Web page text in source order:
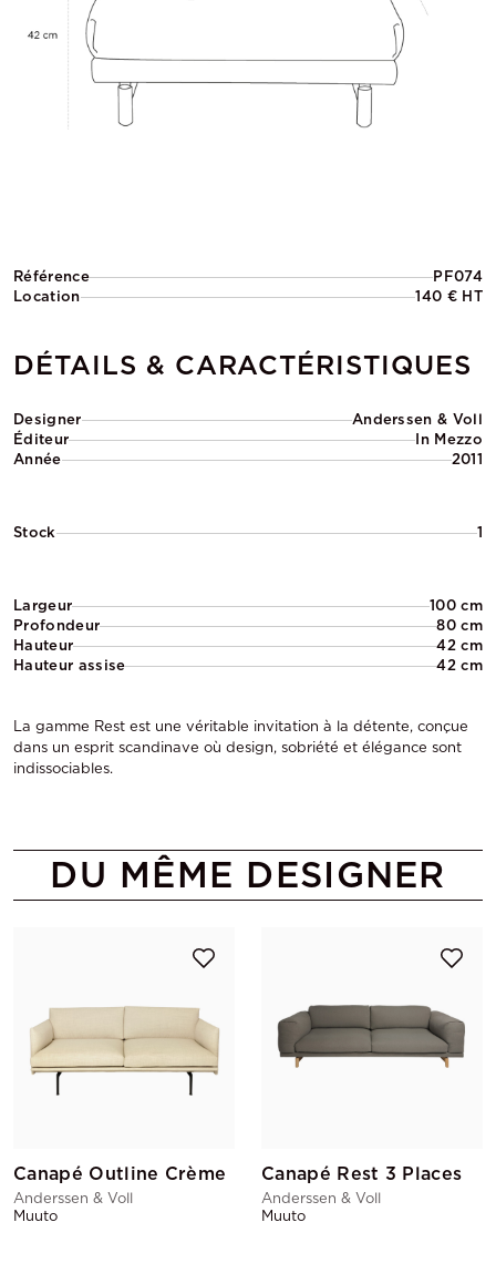
Référence
PF074
Location
140 € HT
DÉTAILS & CARACTÉRISTIQUES
Designer
Anderssen & Voll
Éditeur
In Mezzo
Année
2011
Stock 1
Largeur
100 cm
Profondeur
80 cm
Hauteur
42 cm
Hauteur assise
42 cm
La gamme Rest est une véritable invitation à la détente, conçue
dans un esprit scandinave où design, sobriété et élégance sont
indissociables.
DU MÊME DESIGNER
Canapé Outline Crème
Anderssen & Voll
Muuto
Canapé Rest 3 Places
Anderssen & Voll
Muuto